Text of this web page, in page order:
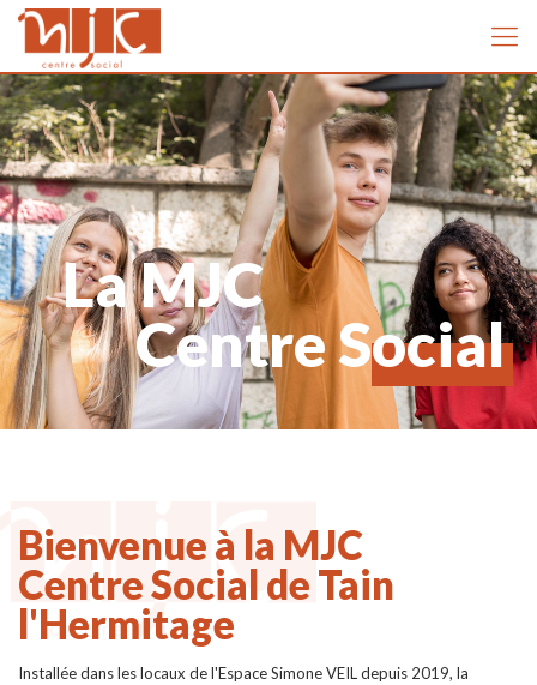
La MJC
Centre Social
Bienvenue à la MJC
Centre Social de Tain
l'Hermitage
Installée dans les locaux de l'Espace Simone VEIL depuis 2019, la